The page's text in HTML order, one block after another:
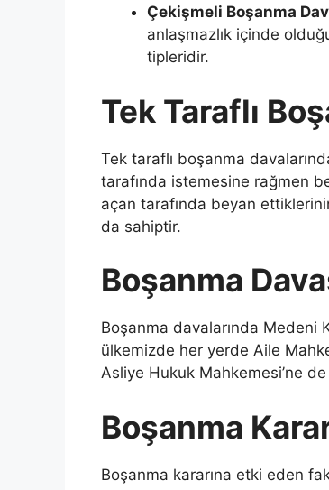
Çekişmeli Boşanma
anlaşmazlık içinde
tipleridir.
Tek Taraflı
Tek taraflı boşanma
tarafında istemesine rağmen
açan tarafında beyan
da sahiptir.
Boşanma
Boşanma davalarında Medeni
ülkemizde her yerde Aile
Asliye Hukuk Mahkemesi’ne
Boşanma
Boşanma kararına etki eden